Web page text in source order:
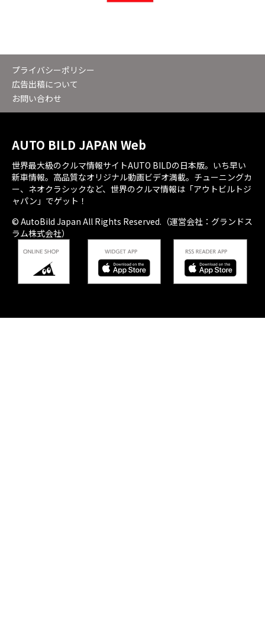
プライバシーポリシー
広告出稿について
お問い合わせ
AUTO BILD JAPAN Web
世界最大級のクルマ情報サイトAUTO BILDの日本版。いち早い
新車情報。高品質なオリジナル動画ビデオ満載。チューニングカ
ー、ネオクラシックなど、世界のクルマ情報は「アウトビルトジ
ャパン」でゲット！
© AutoBild Japan All Rights Reserved.（運営会社：グランドス
ラム株式会社）